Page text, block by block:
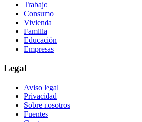
Trabajo
Consumo
Vivienda
Familia
Educación
Empresas
Legal
Aviso legal
Privacidad
Sobre nosotros
Fuentes